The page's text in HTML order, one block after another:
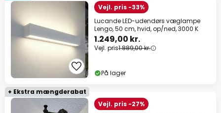
Vejl. pris -33%
Lucande LED-udendørs væglampe
Lengo, 50 cm, hvid, op/ned, 3000 K
1.249,00 kr.
Vejl. pris1.889,00 kr.
På lager
+ Ekstra mængderabat
Vejl. pris -27%